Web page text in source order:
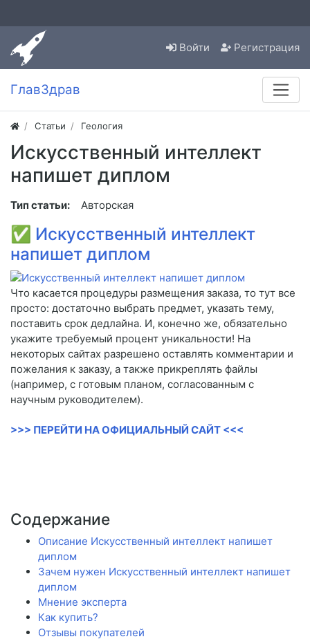
Войти Регистрация
ГлавЗдрав
Статьи Геология
Искусственный интеллект
напишет диплом
Тип статьи: Авторская
✅ Искусственный интеллект
напишет диплом
Что касается процедуры размещения заказа, то тут все
просто: достаточно выбрать предмет, указать тему,
поставить срок дедлайна. И, конечно же, обязательно
укажите требуемый процент уникальности! На
некоторых сайтах разрешено оставлять комментарии и
пожелания к заказу, а также прикреплять файлы
(например, с готовым планом, согласованным с
научным руководителем).
>>> ПЕРЕЙТИ НА ОФИЦИАЛЬНЫЙ САЙТ <<<
Содержание
Описание Искусственный интеллект напишет
диплом
Зачем нужен Искусственный интеллект напишет
диплом
Мнение эксперта
Как купить?
Отзывы покупателей